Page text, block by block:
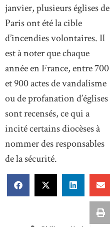
janvier, plusieurs églises de
Paris ont été la cible
d’incendies volontaires. Il
est à noter que chaque
année en France, entre 700
et 900 actes de vandalisme
ou de profanation d’églises
sont recensés, ce qui a
incité certains diocèses à
nommer des responsables
de la sécurité.